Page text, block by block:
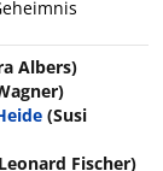
Albers)
(Susi
Fischer)